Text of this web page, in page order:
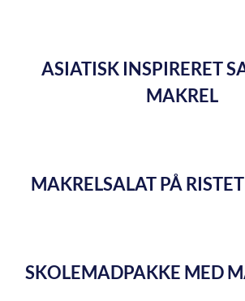
ASIATISK INSPIRERET
MAKREL
MAKRELSALAT PÅ
SKOLEMADPAKKE MED